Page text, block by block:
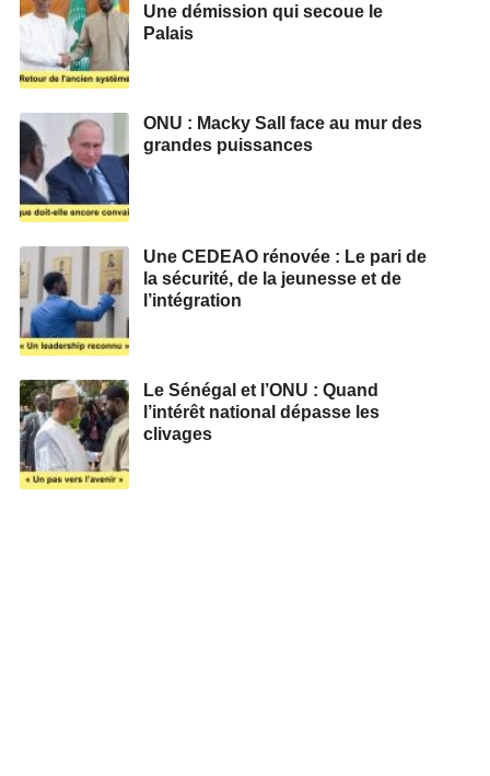
Une démission qui secoue le
Palais
ONU : Macky Sall face au mur des
grandes puissances
Une CEDEAO rénovée : Le pari de
la sécurité, de la jeunesse et de
l’intégration
Le Sénégal et l’ONU : Quand
l’intérêt national dépasse les
clivages